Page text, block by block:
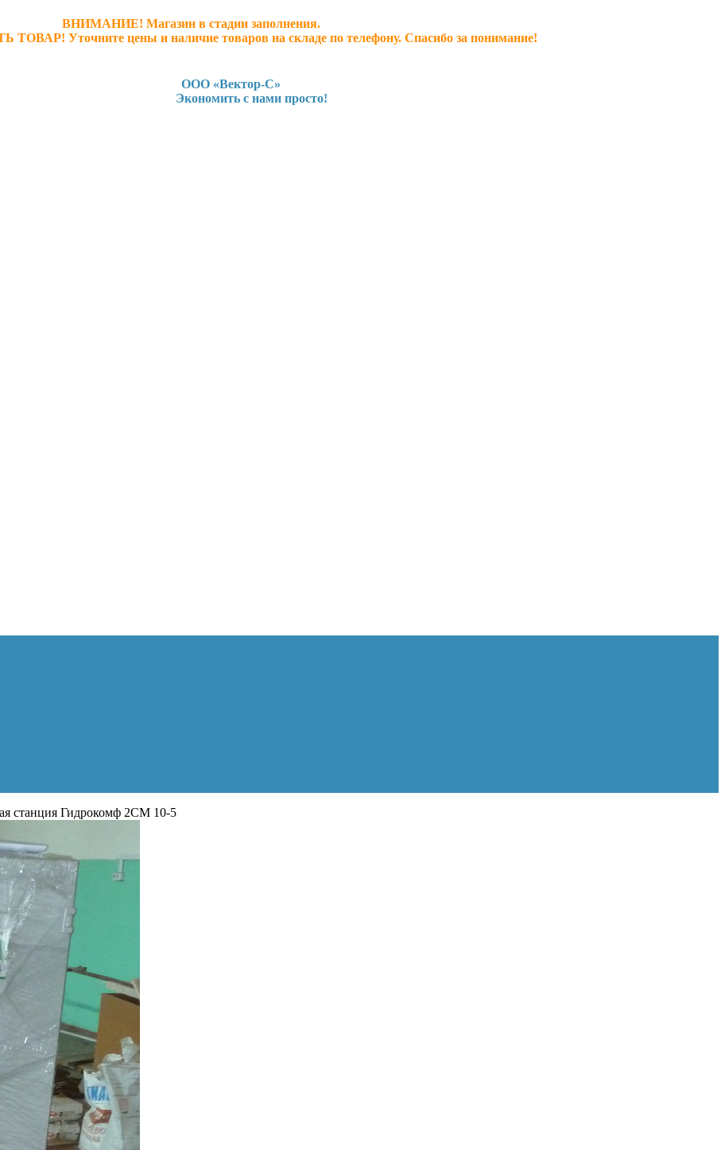
ВНИМАНИЕ! Магазин в стадии заполнения.
ТОВАР! Уточните цены и наличие товаров на складе по телефону. Спасибо за понимание!
ООО «Вектор-С»
Экономить с нами просто!
станция Гидрокомф 2СМ 10-5